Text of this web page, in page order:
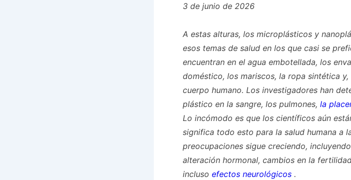
3 de junio de 2026
A estas alturas, los microplásticos y
esos temas de salud en los que casi se
encuentran en el agua embotellada, los
doméstico, los mariscos, la ropa sintética
cuerpo humano. Los investigadores han
plástico en la sangre, los pulmones, la
Lo incómodo es que los científicos aún
significa todo esto para la salud humana a
preocupaciones sigue creciendo,
alteración hormonal, cambios en la
incluso efectos neurológicos.